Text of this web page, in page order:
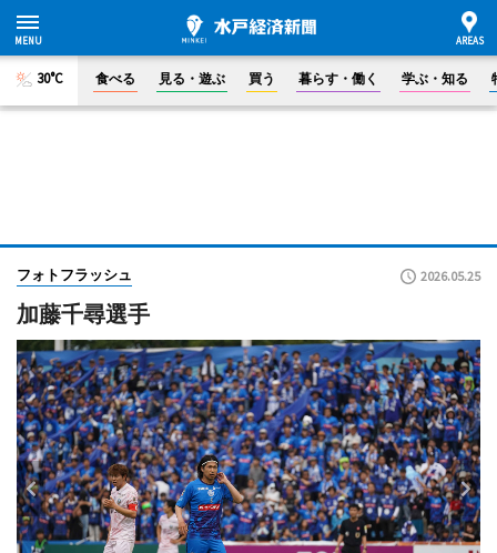
30°C 食べる 見る・遊ぶ 買う 暮らす・働く 学ぶ・知る
フォトフラッシュ 2026.05.25
加藤千尋選手